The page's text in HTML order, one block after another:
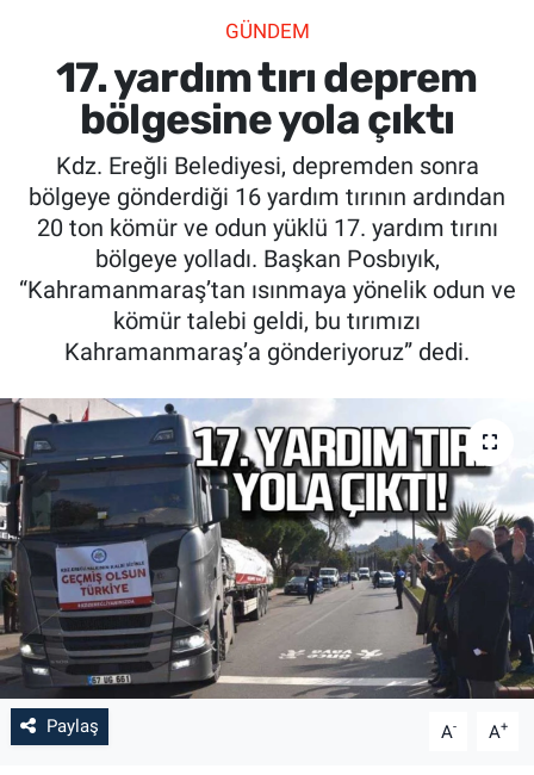
GÜNDEM
17. yardım tırı deprem
bölgesine yola çıktı
Kdz. Ereğli Belediyesi, depremden sonra
bölgeye gönderdiği 16 yardım tırının ardından
20 ton kömür ve odun yüklü 17. yardım tırını
bölgeye yolladı. Başkan Posbıyık,
“Kahramanmaraş’tan ısınmaya yönelik odun ve
kömür talebi geldi, bu tırımızı
Kahramanmaraş’a gönderiyoruz” dedi.
Paylaş A- A+
SPOR
SAĞLIK